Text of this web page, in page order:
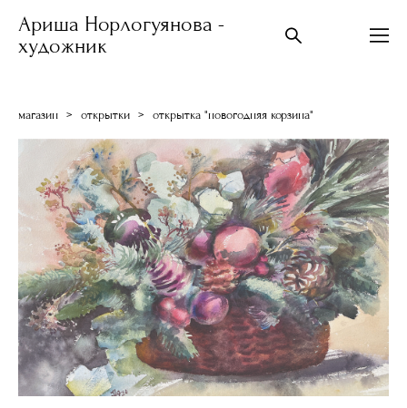
Ариша Норлогуянова -
художник
магазин > открытки > открытка "новогодняя корзина"